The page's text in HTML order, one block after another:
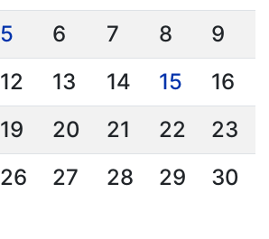
5 6 7 8
9
12 13 14 15
16
19 20 21 22
23
26 27 28 29
30